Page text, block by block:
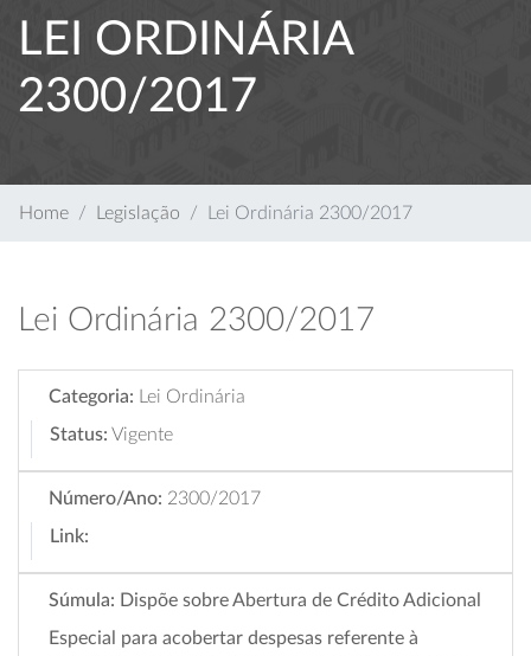
LEI ORDINÁRIA
2300/2017
Home Legislação Lei Ordinária 2300/2017
Lei Ordinária 2300/2017
Categoria:
Lei Ordinária
Status: Vigente
Número/Ano: 2300/2017
Link:
Súmula: Dispõe sobre Abertura de Crédito Adicional
Especial para acobertar despesas referente à